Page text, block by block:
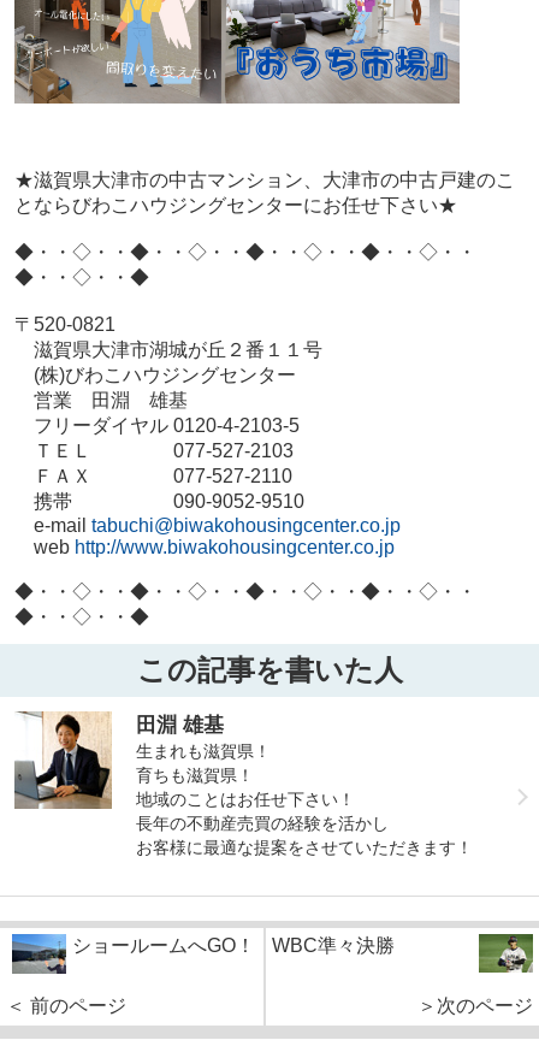
★滋賀県大津市の中古マンション、大津市の中古戸建のこ
とならびわこハウジングセンターにお任せ下さい★
◆・・◇・・◆・・◇・・◆・・◇・・◆・・◇・・
◆・・◇・・◆
〒520-0821
滋賀県大津市湖城が丘２番１１号
(株)びわこハウジングセンター
営業 田淵 雄基
フリーダイヤル 0120-4-2103-5
ＴＥＬ 077-527-2103
ＦＡＸ 077-527-2110
携帯 090-9052-9510
e-mail tabuchi@biwakohousingcenter.co.jp
web http://www.biwakohousingcenter.co.jp
◆・・◇・・◆・・◇・・◆・・◇・・◆・・◇・・
◆・・◇・・◆
この記事を書いた人
田淵 雄基
生まれも滋賀県！
育ちも滋賀県！
地域のことはお任せ下さい！
長年の不動産売買の経験を活かし
お客様に最適な提案をさせていただきます！
ショールームへGO！
＜ 前のページ
WBC準々決勝
＞次のページ